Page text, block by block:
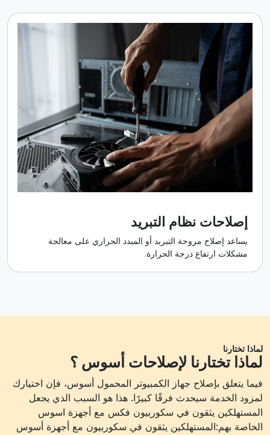
إصلاحات نظام التبريد
يساعد إصلاح مروحة التبريد أو المبدد الحراري على معالجة
مشكلات ارتفاع درجة الحرارة.
لماذا تختارنا
لماذا تختارنا لإصلاحات أسوس ؟
فيما يتعلق بإصلاح جهاز الكمبيوتر المحمول أسوس، فإن اختيارك
لمزود الخدمة سيحدث فرقًا كبيرًا. هذا هو السبب الذي يجعل
المستهلكين يثقون في سكوربيون فكس مع أجهزة اسوس
الخاصة بهم:المستهلكين يثقون في سكوربيون مع أجهزة أسوس